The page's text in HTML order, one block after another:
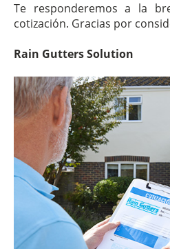
Te responderemos a la
cotización. Gracias por
Rain Gutters Solution